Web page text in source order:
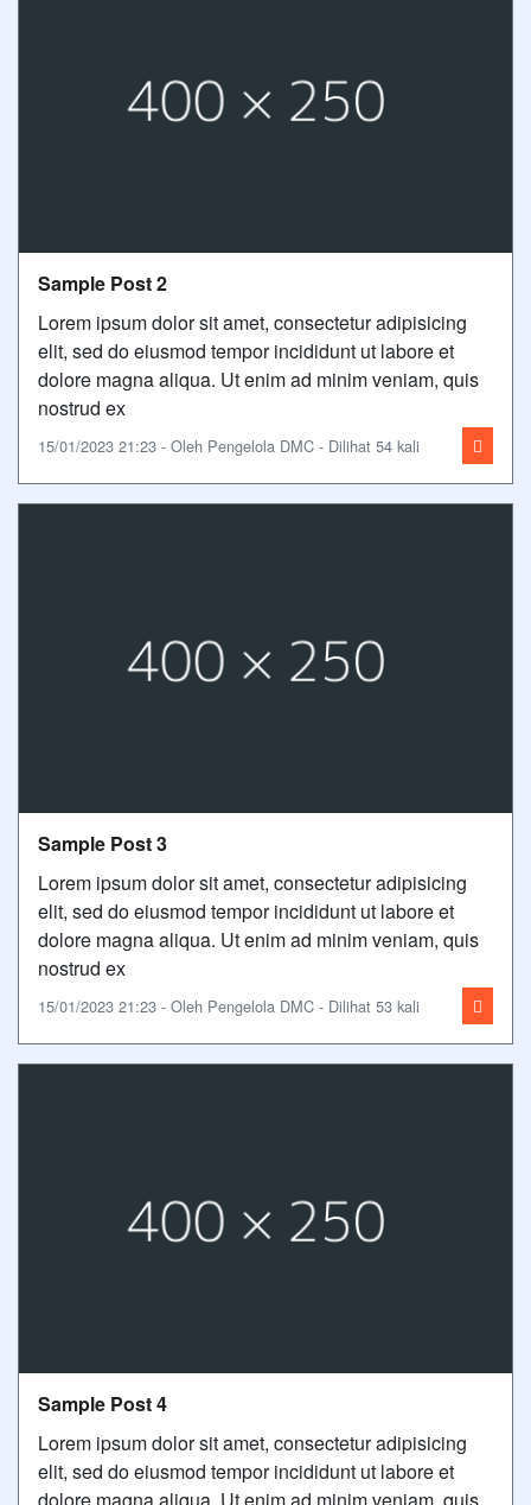
Sample Post 2
Lorem ipsum dolor sit amet, consectetur adipisicing
elit, sed do eiusmod tempor incididunt ut labore et
dolore magna aliqua. Ut enim ad minim veniam, quis
nostrud ex
15/01/2023 21:23 - Oleh Pengelola DMC - Dilihat 54 kali
Sample Post 3
Lorem ipsum dolor sit amet, consectetur adipisicing
elit, sed do eiusmod tempor incididunt ut labore et
dolore magna aliqua. Ut enim ad minim veniam, quis
nostrud ex
15/01/2023 21:23 - Oleh Pengelola DMC - Dilihat 53 kali
Sample Post 4
Lorem ipsum dolor sit amet, consectetur adipisicing
elit, sed do eiusmod tempor incididunt ut labore et